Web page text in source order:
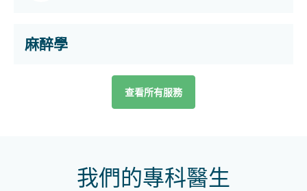
麻醉學
查看所有服務
我們的專科醫生